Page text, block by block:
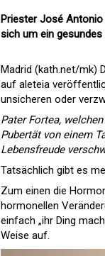
Priester José
sich um ein
Madrid (kath.net/mk)
auf aleteia
unsicheren oder
Pater Fortea,
Pubertät von einem
Lebensfreude
Tatsächlich gibt es
Zum einen die
hormonellen
einfach „ihr Ding
Weise auf.